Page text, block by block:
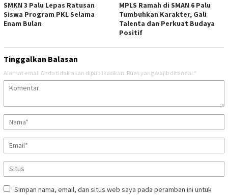
SMKN 3 Palu Lepas Ratusan
Siswa Program PKL Selama
Enam Bulan
MPLS Ramah di SMAN 6 Palu
Tumbuhkan Karakter, Gali
Talenta dan Perkuat Budaya
Positif
Tinggalkan Balasan
Alamat email Anda tidak akan dipublikasikan. Ruas yang wajib ditandai *
Simpan nama, email, dan situs web saya pada peramban ini untuk